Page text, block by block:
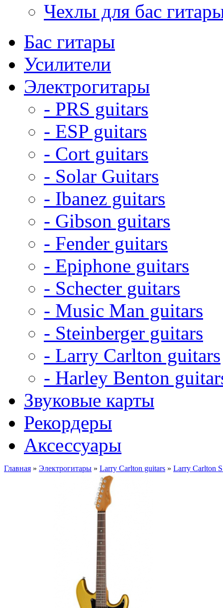
Чехлы для бас
Бас гитары
Усилители
Электрогитары
- PRS guitars
- ESP guitars
- Cort guitars
- Solar Guitars
- Ibanez guitars
- Gibson guitars
- Fender guitars
- Epiphone guitars
- Schecter guitars
- Music Man guitars
- Steinberger guitars
- Larry Carlton guitars
- Harley Benton
Звуковые карты
Рекордеры
Аксессуары
Главная » Электрогитары » Larry Carlton guitars » Larry Carlton